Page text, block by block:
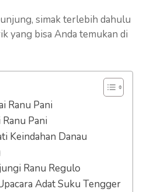
simak terlebih dahulu
yang bisa Anda temukan di
Ranu Pani
Pani
Keindahan Danau
Ranu Regulo
Adat Suku Tengger